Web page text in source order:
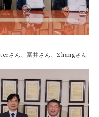
さん、冨井さん、Zhangさん